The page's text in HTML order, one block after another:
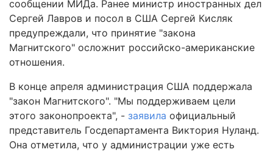
сообщении МИДа. Ранее министр иностранных дел
Сергей Лавров и посол в США Сергей Кисляк
предупреждали, что принятие "закона
Магнитского" осложнит российско-американские
отношения.
В конце апреля администрация США поддержала
"закон Магнитского". "Мы поддерживаем цели
этого законопроекта", - заявила официальный
представитель Госдепартамента Виктория Нуланд.
Она отметила, что у администрации уже есть